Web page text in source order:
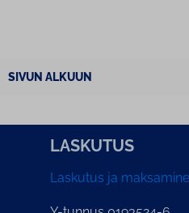
SIVUN ALKUUN
LASKUTUS
Laskutus ja